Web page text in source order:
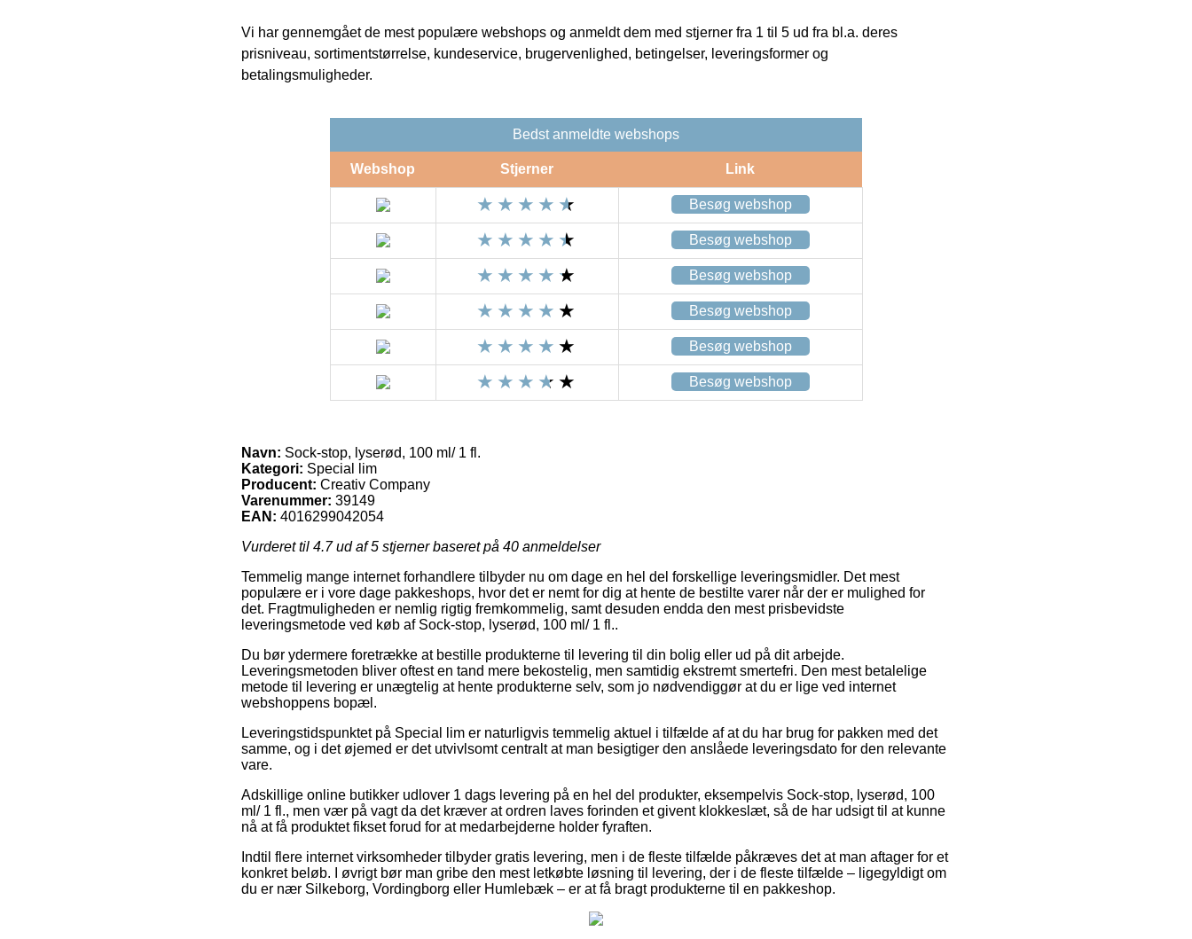
Vi har gennemgået de mest populære webshops og anmeldt dem med stjerner fra 1 til 5 ud fra bl.a. deres
prisniveau, sortimentstørrelse, kundeservice, brugervenlighed, betingelser, leveringsformer og
betalingsmuligheder.
Bedst anmeldte webshops
Webshop Stjerner Link
Besøg webshop
Besøg webshop
Besøg webshop
Besøg webshop
Besøg webshop
Besøg webshop
Navn: Sock-stop, lyserød, 100 ml/ 1 fl.
Kategori: Special lim
Producent: Creativ Company
Varenummer: 39149
EAN: 4016299042054
Vurderet til 4.7ud af 5 stjerner baseret på 40 anmeldelser
Temmelig mange internet forhandlere tilbyder nu om dage en hel del forskellige leveringsmidler. Det mest
populære er i vore dage pakkeshops, hvor det er nemt for dig at hente de bestilte varer når der er mulighed for
det. Fragtmuligheden er nemlig rigtig fremkommelig, samt desuden endda den mest prisbevidste
leveringsmetode ved køb af Sock-stop, lyserød, 100 ml/ 1 fl..
Du bør ydermere foretrække at bestille produkterne til levering til din bolig eller ud på dit arbejde.
Leveringsmetoden bliver oftest en tand mere bekostelig, men samtidig ekstremt smertefri. Den mest betalelige
metode til levering er unægtelig at hente produkterne selv, som jo nødvendiggør at du er lige ved internet
webshoppens bopæl.
Leveringstidspunktet på Special lim er naturligvis temmelig aktuel i tilfælde af at du har brug for pakken med det
samme, og i det øjemed er det utvivlsomt centralt at man besigtiger den anslåede leveringsdato for den relevante
vare.
Adskillige online butikker udlover 1 dags levering på en hel del produkter, eksempelvis Sock-stop, lyserød, 100
ml/ 1 fl., men vær på vagt da det kræver at ordren laves forinden et givent klokkeslæt, så de har udsigt til at kunne
nå at få produktet fikset forud for at medarbejderne holder fyraften.
Indtil flere internet virksomheder tilbyder gratis levering, men i de fleste tilfælde påkræves det at man aftager for et
konkret beløb. I øvrigt bør man gribe den mest letkøbte løsning til levering, der i de fleste tilfælde – ligegyldigt om
du er nær Silkeborg, Vordingborg eller Humlebæk – er at få bragt produkterne til en pakkeshop.